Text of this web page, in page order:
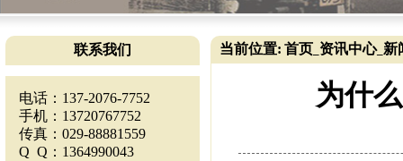
联系我们
电话：137-2076-7752
手机：13720767752
传真：029-88881559
Q Q：1364990043
当前位置: 首页 资讯中心_ 新
为什